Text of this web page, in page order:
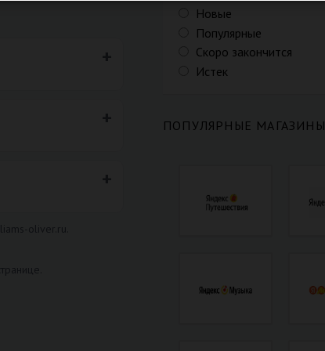
Новые
Популярные
Скоро закончится
Истек
ПОПУЛЯРНЫЕ МАГАЗИНЫ